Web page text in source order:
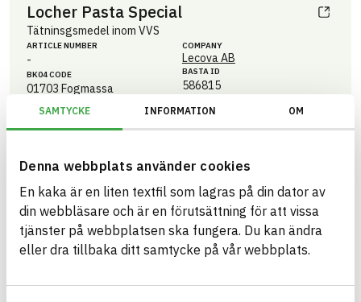
SAMTYCKE INFORMATION OM
Denna webbplats använder cookies
En kaka är en liten textfil som lagras på din dator av
din webbläsare och är en förutsättning för att vissa
tjänster på webbplatsen ska fungera. Du kan ändra
eller dra tillbaka ditt samtycke på vår webbplats.
Locher Pasta Special
Tätninsgsmedel inom VVS
ARTICLE NUMBER
-
BK04 CODE
01703 Fogmassa
COMPANY
Lecova AB
BASTA ID
586815
HEALTH AND ENVIRONMENTAL HAZARDS Information available
ENVIRONMENTAL EFFECTS – EPD Information ej lämnad
EMISSIONS AND TESTS Information ej lämnad